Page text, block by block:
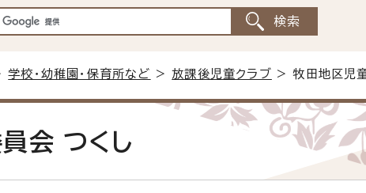
学校・幼稚園・保育所など >放課後児童クラブ > 牧田地区児
会 つくし